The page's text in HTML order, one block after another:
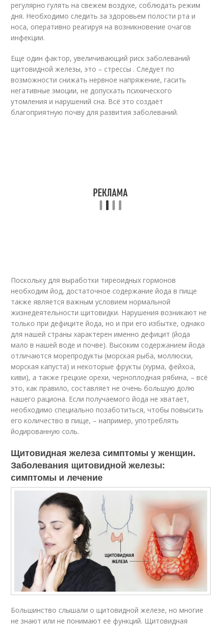
регулярно гулять на свежем воздухе, соблюдать режим
дня. Необходимо следить за здоровьем полости рта и
носа, оперативно реагируя на возникновение очагов
инфекции.
Еще один фактор, увеличивающий риск заболеваний
щитовидной железы, это – стрессы . Следует по
возможности снижать нервное напряжение, гасить
негативные эмоции, не допускать психического
утомления и нарушений сна. Всё это создаёт
благоприятную почву для развития заболеваний.
Поскольку для выработки тиреоидных гормонов
необходим йод, достаточное содержание йода в пище
также является важным условием нормальной
жизнедеятельности щитовидки. Нарушения возникают не
только при дефиците йода, но и при его избытке, однако
для нашей страны характерен именно дефицит (йода
мало в нашей воде и почве). Высоким содержанием йода
отличаются морепродукты (морская рыба, моллюски,
морская капуста) и некоторые фрукты (хурма, фейхоа,
киви), а также грецкие орехи, черноплодная рябина, – всё
это, как правило, составляет не очень большую долю
нашего рациона. Если получаемого йода не хватает,
необходимо специально позаботиться, чтобы повысить
его количество в пище, – например, употреблять
йодированную соль.
Щитовидная железа симптомы у женщин.
Заболевания щитовидной железы:
симптомы и лечение
Большинство слышали о щитовидной железе, но многие
не знают или не понимают её функций. Щитовидная